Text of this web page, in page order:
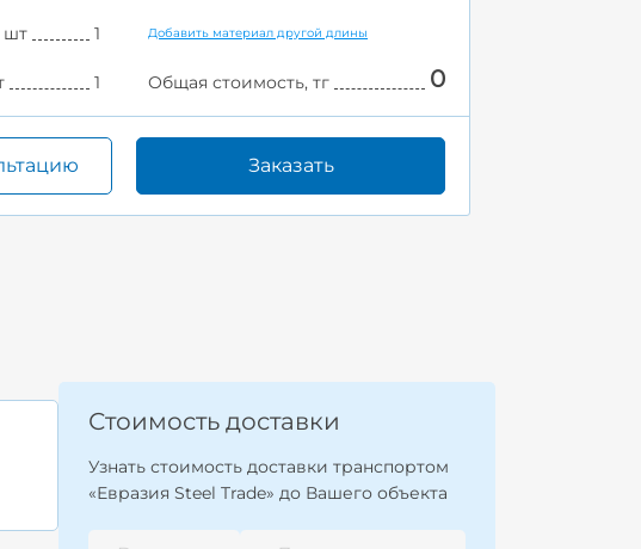
шт 1 Добавить материал другой длины
1 Общая стоимость, тг 0
Заказать
Стоимость доставки
Узнать стоимость доставки транспортом
«Евразия Steel Trade» до Вашего объекта